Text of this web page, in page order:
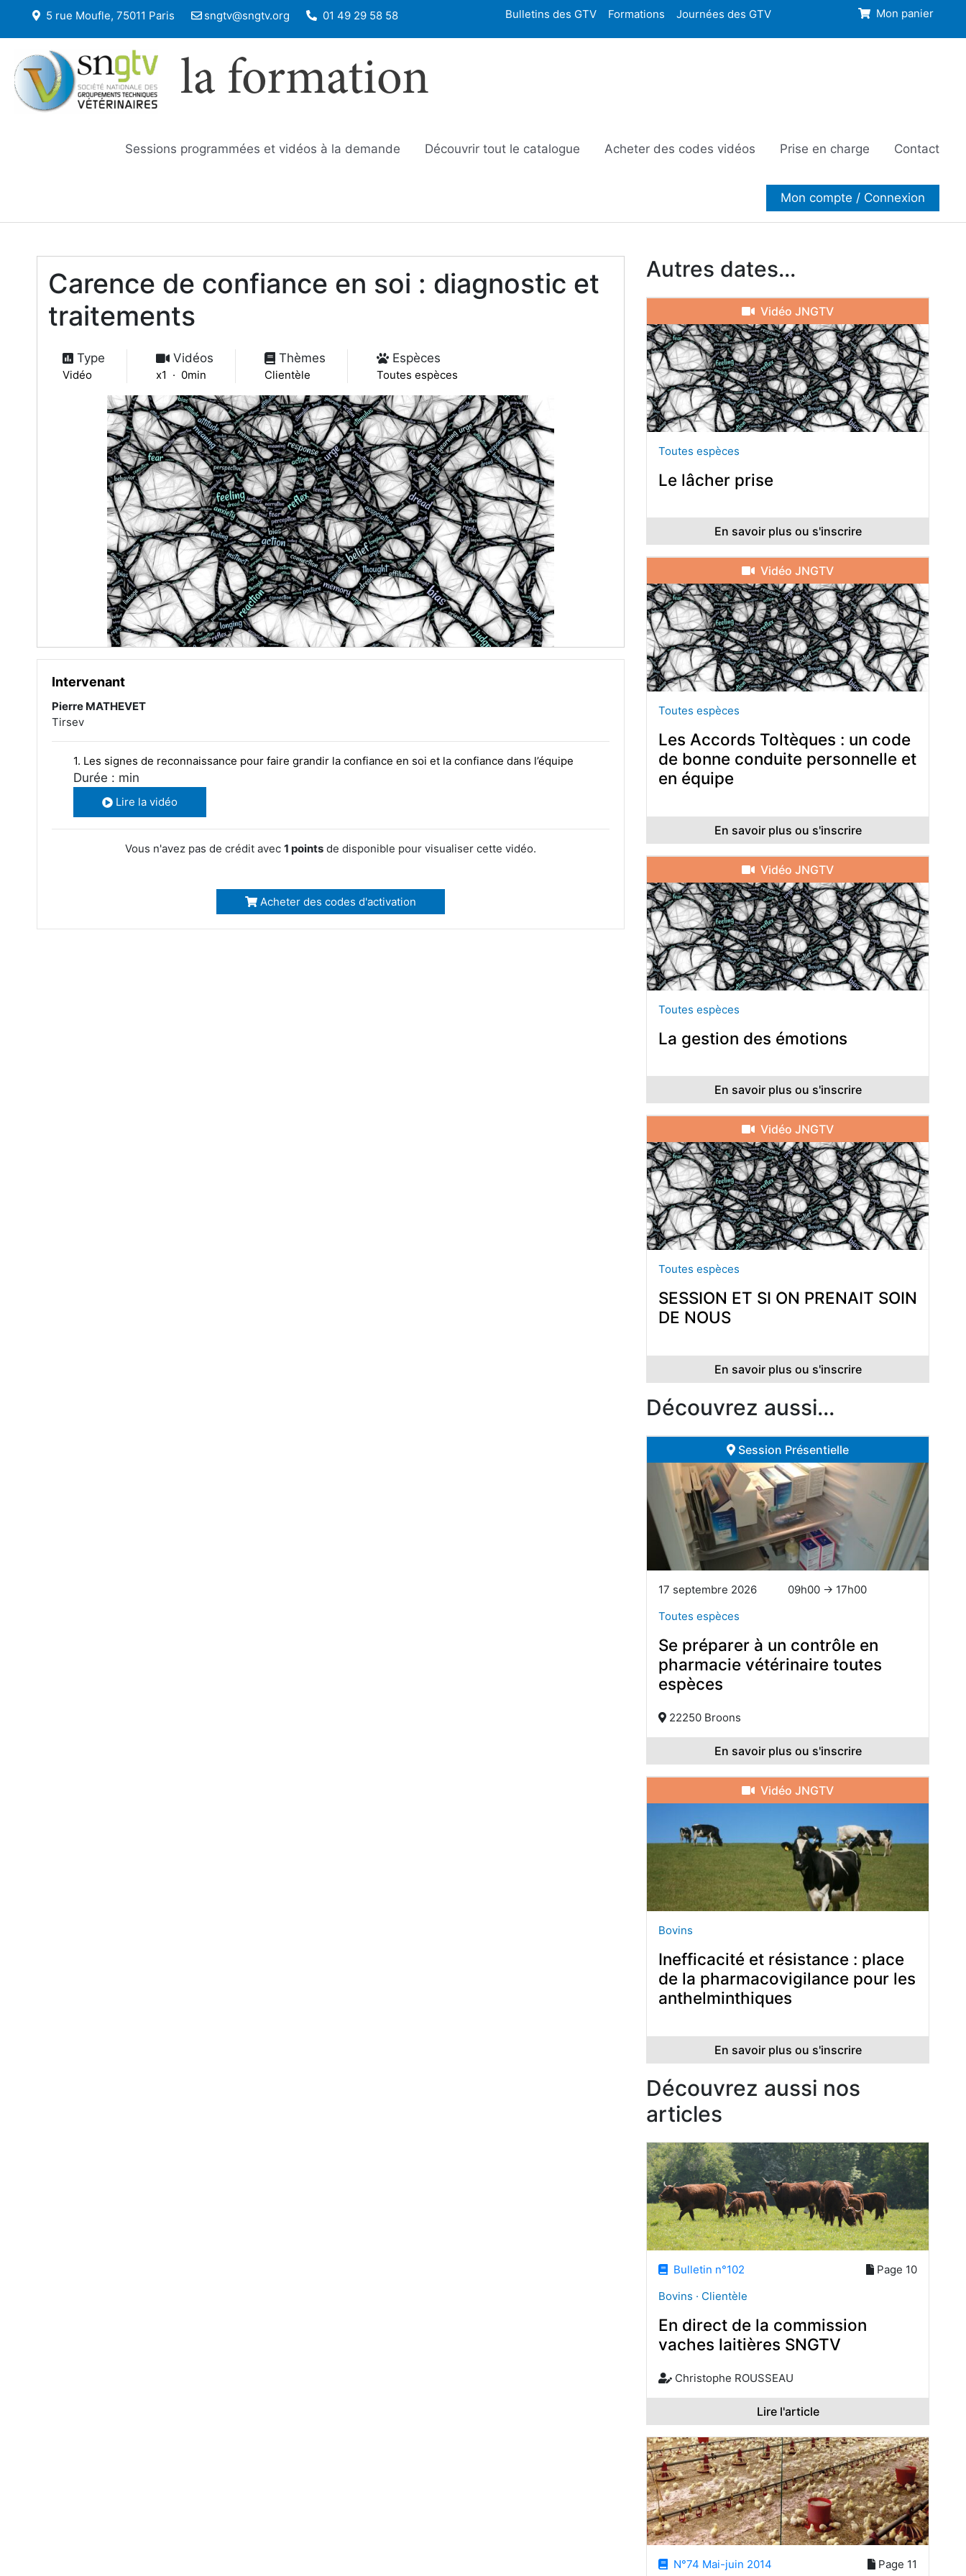
5 rue Moufle, 75011 Paris sngtv@sngtv.org 01 49 29 58 58 Bulletins des GTV Formations Journées des GTV Mon panier
la formation
Sessions programmées et vidéos à la demande Découvrir tout le catalogue Acheter des codes vidéos Prise en charge Contact
Mon compte / Connexion
Carence de confiance en soi : diagnostic et
traitements
Type
Vidéo
Vidéos
x1 · 0min
Thèmes
Clientèle
Espèces
Toutes espèces
Intervenant
Pierre MATHEVET
Tirsev
1. Les signes de reconnaissance pour faire grandir la confiance en soi et la confiance dans l’équipe
Durée : min
Lire la vidéo
Vous n'avez pas de crédit avec 1 points de disponible pour visualiser cette vidéo.
Acheter des codes d'activation
Autres dates...
Vidéo JNGTV
Toutes espèces
Le lâcher prise
En savoir plus ou s'inscrire
Vidéo JNGTV
Toutes espèces
Les Accords Toltèques : un code
de bonne conduite personnelle et
en équipe
En savoir plus ou s'inscrire
Vidéo JNGTV
Toutes espèces
La gestion des émotions
En savoir plus ou s'inscrire
Vidéo JNGTV
Toutes espèces
SESSION ET SI ON PRENAIT SOIN
DE NOUS
En savoir plus ou s'inscrire
Découvrez aussi...
Session Présentielle
17 septembre 2026
09h00 → 17h00
Toutes espèces
Se préparer à un contrôle en
pharmacie vétérinaire toutes
espèces
22250 Broons
En savoir plus ou s'inscrire
Vidéo JNGTV
Bovins
Inefficacité et résistance : place
de la pharmacovigilance pour les
anthelminthiques
En savoir plus ou s'inscrire
Découvrez aussi nos
articles
Bulletin n°102
Page 10
Bovins · Clientèle
En direct de la commission
vaches laitières SNGTV
Christophe ROUSSEAU
Lire l'article
N°74 Mai-juin 2014 Page 11